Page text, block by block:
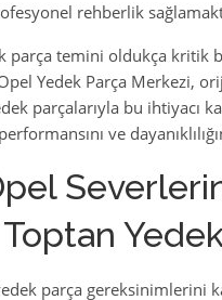
rehberlik
parça temini oldukça
Yedek Parça Merkezi,
parçalarıyla bu ihtiyacı
ve
parça gereksinimlerini